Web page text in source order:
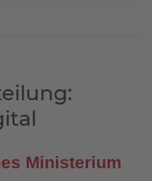
Ministerium